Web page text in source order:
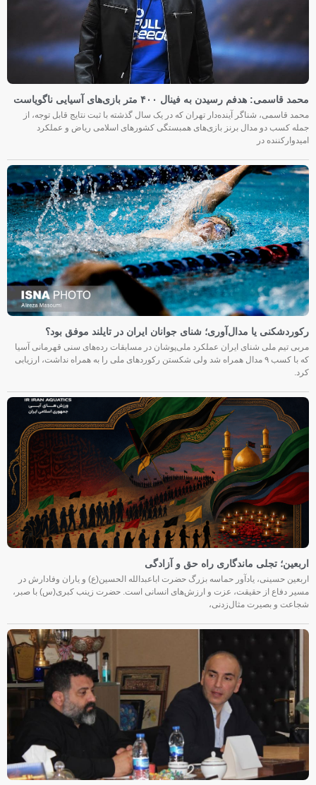
محمد قاسمی: هدفم رسیدن به فینال ۴۰۰ متر بازی‌های آسیایی ناگویاست
محمد قاسمی، شناگر آینده‌دار تهران که در یک سال گذشته با ثبت نتایج قابل توجه، از
جمله کسب دو مدال برنز بازی‌های همبستگی کشورهای اسلامی ریاض و عملکرد
امیدوارکننده در
رکوردشکنی یا مدال‌آوری؛ شنای جوانان ایران در تایلند موفق بود؟
مربی تیم ملی شنای ایران عملکرد ملی‌پوشان در مسابقات رده‌های سنی قهرمانی آسیا
که با کسب ۹ مدال همراه شد ولی شکستن رکوردهای ملی را به همراه نداشت، ارزیابی
کرد.
اربعین؛ تجلی ماندگاری راه حق و آزادگی
اربعین حسینی، یادآور حماسه بزرگ حضرت اباعبدالله الحسین(ع) و یاران وفادارش در
مسیر دفاع از حقیقت، عزت و ارزش‌های انسانی است. حضرت زینب کبری(س) با صبر،
شجاعت و بصیرت مثال‌زدنی،